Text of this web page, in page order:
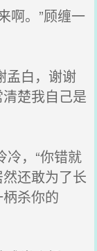
啊。”顾缠一
孟白，谢谢
楚我自己是
冷，“你错就
还敢为了长
杀你的